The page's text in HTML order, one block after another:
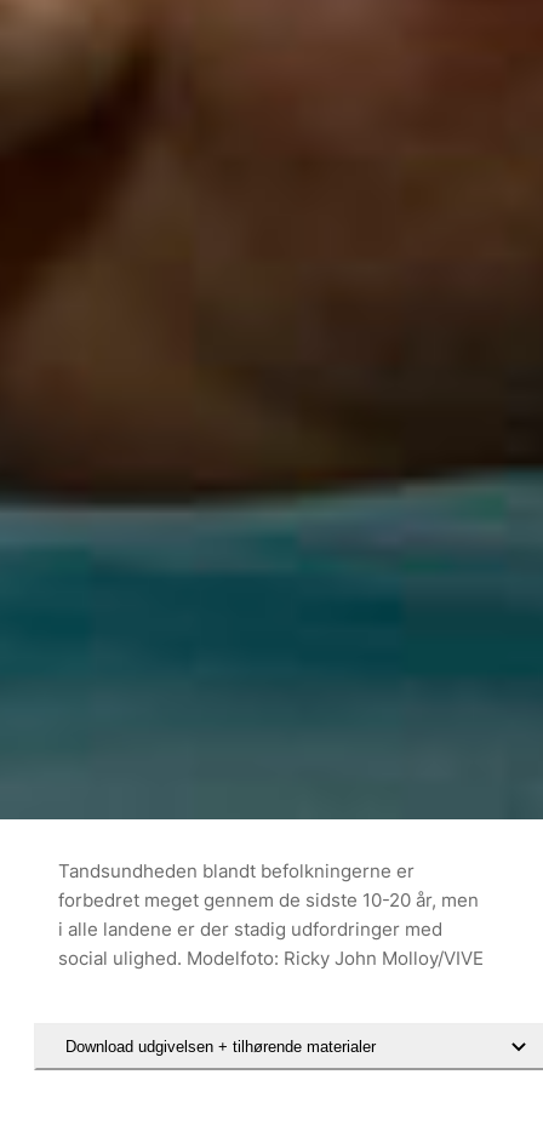
Tandsundheden blandt befolkningerne er
forbedret meget gennem de sidste 10-20 år, men
i alle landene er der stadig udfordringer med
social ulighed. Modelfoto: Ricky John Molloy/VIVE
Download udgivelsen + tilhørende materialer
Hent rapporten Tandplejeordninger i andre lande